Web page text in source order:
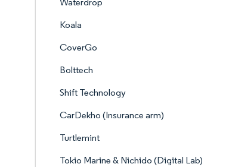
Koala
CoverGo
Bolttech
Shift Technology
CarDekho (Insurance arm)
Turtlemint
Tokio Marine & Nichido (Digital Lab)